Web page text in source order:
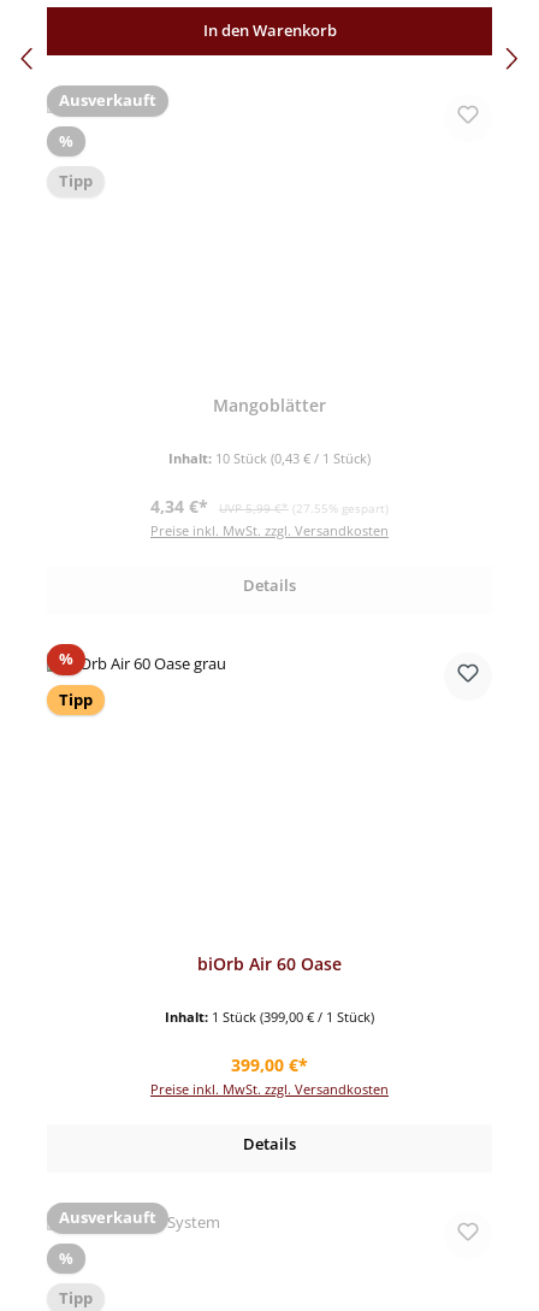
In den Warenkorb
Ausverkauft
%Rabatt
Tipp
Mangoblätter
Inhalt: 10 Stück (0,43 € / 1 Stück)
Verkaufspreis:
4,34 €* Regulärer Preis:
UVP 5,99 €* (27.55% gespart)
Preise inkl. MwSt. zzgl. Versandkosten
Details
%Rabatt
Tipp
biOrb Air 60 Oase
Inhalt: 1 Stück (399,00 € / 1 Stück)
Regulärer Preis:
399,00 €*
Preise inkl. MwSt. zzgl. Versandkosten
Details
Ausverkauft
%Rabatt
Tipp